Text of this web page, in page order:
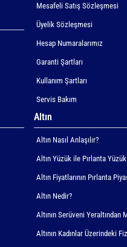
Mesafeli Satış Sözleşmesi
Üyelik Sözleşmesi
Hesap Numaralarımız
Garanti Şartları
Kullanım Şartları
Servis Bakım
Altın
Altın Nasıl Anlaşılır?
Altın Yüzük ile Pırlanta
Altın Fiyatlarının Pırlanta
Altın Nedir?
Altının Serüveni Yeraltından
Altının Kadınlar Üzerindeki